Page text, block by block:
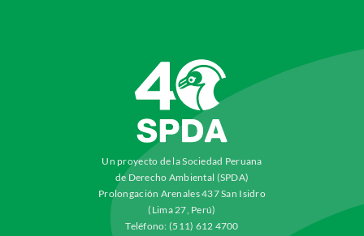
Un proyecto de la Sociedad Peruana
de Derecho Ambiental (SPDA)
Prolongación Arenales 437 San Isidro
(Lima 27, Perú)
Teléfono: (511) 612 4700